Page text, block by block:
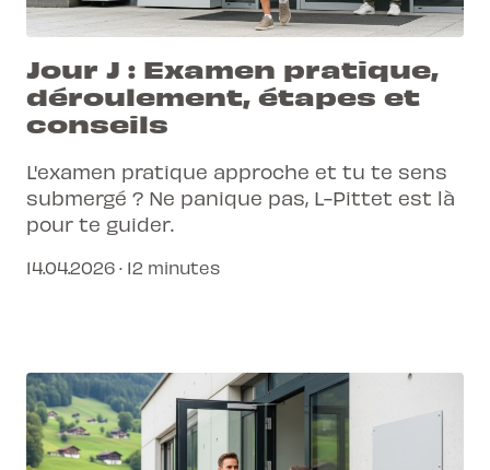
Jour J : Examen pratique,
déroulement, étapes et
conseils
L'examen pratique approche et tu te sens
submergé ? Ne panique pas, L-Pittet est là
pour te guider.
14.04.2026 · 12 minutes